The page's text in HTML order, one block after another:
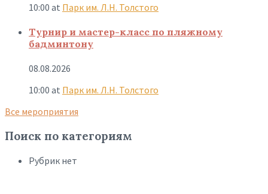
10:00 at Парк им. Л.Н. Толстого
Турнир и мастер-класс по пляжному
бадминтону
08.08.2026
10:00 at Парк им. Л.Н. Толстого
Все мероприятия
Поиск по категориям
Рубрик нет